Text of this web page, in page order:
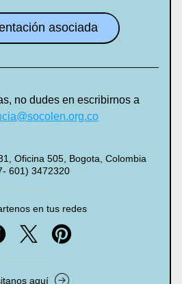
asociada
Oficina 505, Bogota, Colombia
601) 3472320
en tus redes
aquí